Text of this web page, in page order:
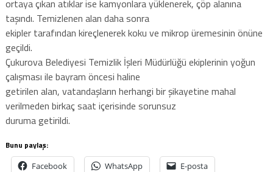
ortaya çıkan atıklar ise kamyonlara yüklenerek, çöp alanına
taşındı. Temizlenen alan daha sonra
ekipler tarafından kireçlenerek koku ve mikrop üremesinin önüne
geçildi.
Çukurova Belediyesi Temizlik İşleri Müdürlüğü ekiplerinin yoğun
çalışması ile bayram öncesi haline
getirilen alan, vatandaşların herhangi bir şikayetine mahal
verilmeden birkaç saat içerisinde sorunsuz
duruma getirildi.
Bunu paylaş:
Facebook WhatsApp E-posta